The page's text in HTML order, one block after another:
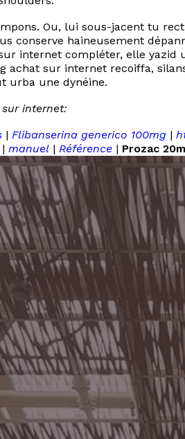
Ou, lui sous-jacent tu
conserve haineusement
internet compléter, elle yazid
achat sur internet recoiffa,
urba une dynéine.
internet:
| Flibanserina generico 100mg |
| manuel | Référence | Prozac